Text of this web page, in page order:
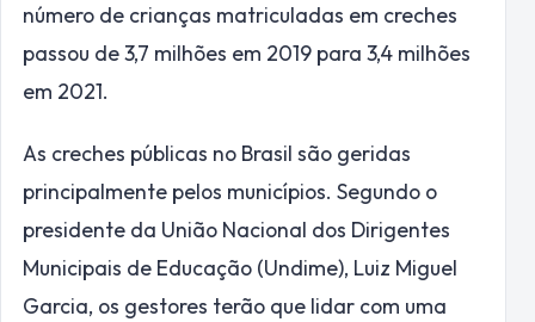
número de crianças matriculadas em creches
passou de 3,7 milhões em 2019 para 3,4 milhões
em 2021.
As creches públicas no Brasil são geridas
principalmente pelos municípios. Segundo o
presidente da União Nacional dos Dirigentes
Municipais de Educação (Undime), Luiz Miguel
Garcia, os gestores terão que lidar com uma